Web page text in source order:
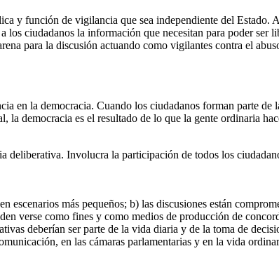
y función de vigilancia que sea independiente del Estado.
ciudadanos la información que necesitan para poder ser
para la discusión actuando como vigilantes contra el
en la democracia. Cuando los ciudadanos forman parte
democracia es el resultado de lo que la gente ordinaria
deliberativa. Involucra la participación de todos los
escenarios más pequeños; b) las discusiones están
verse como fines y como medios de producción de
deberían ser parte de la vida diaria y de la toma de
en las cámaras parlamentarias y en la vida